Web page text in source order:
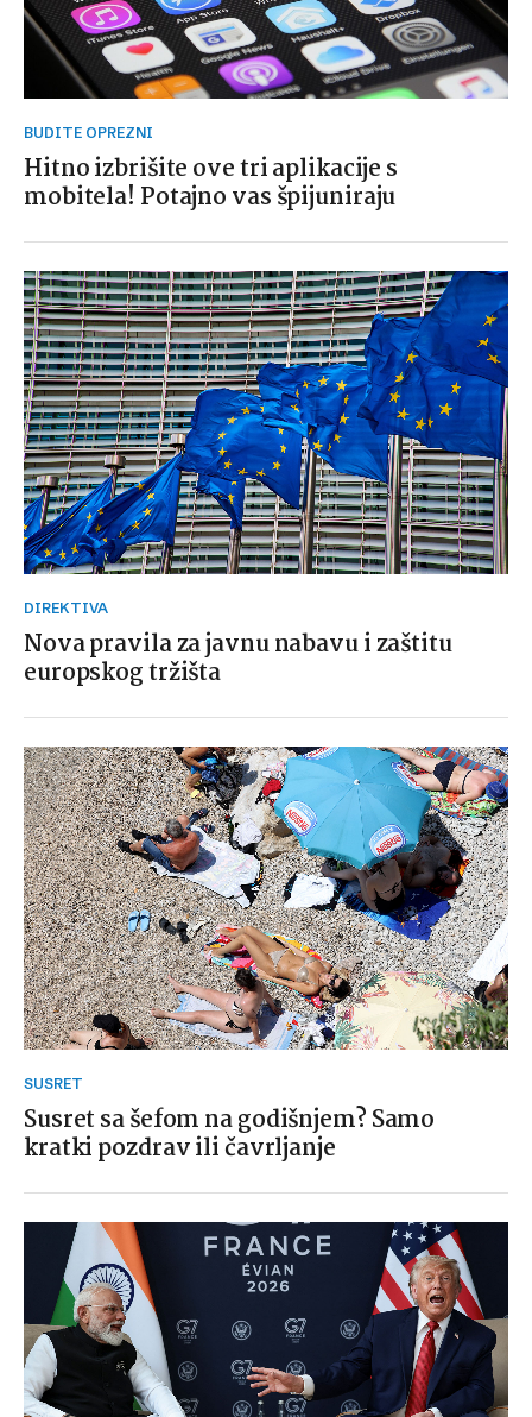
BUDITE OPREZNI
Hitno izbrišite ove tri aplikacije s
mobitela! Potajno vas špijuniraju
DIREKTIVA
Nova pravila za javnu nabavu i zaštitu
europskog tržišta
SUSRET
Susret sa šefom na godišnjem? Samo
kratki pozdrav ili čavrljanje